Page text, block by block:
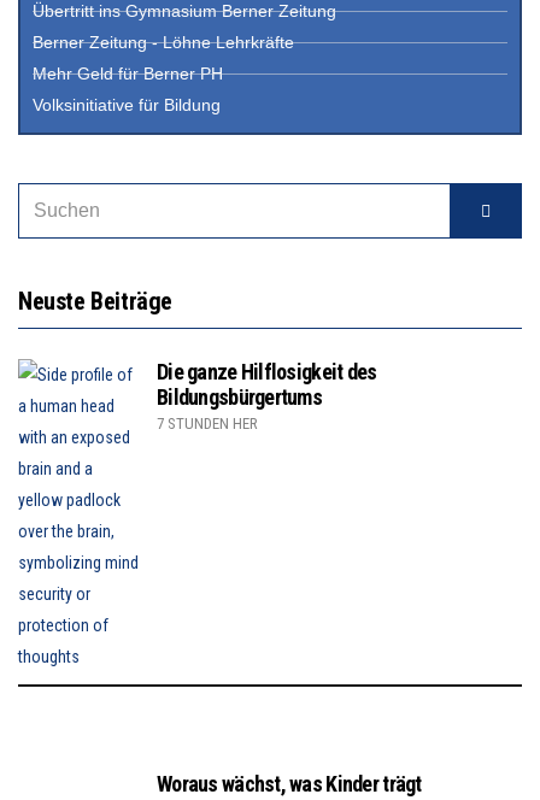
Übertritt ins Gymnasium Berner Zeitung
Berner Zeitung - Löhne Lehrkräfte
Mehr Geld für Berner PH
Volksinitiative für Bildung
Neuste Beiträge
Die ganze Hilflosigkeit des
Bildungsbürgertums
7 STUNDEN HER
Woraus wächst, was Kinder trägt